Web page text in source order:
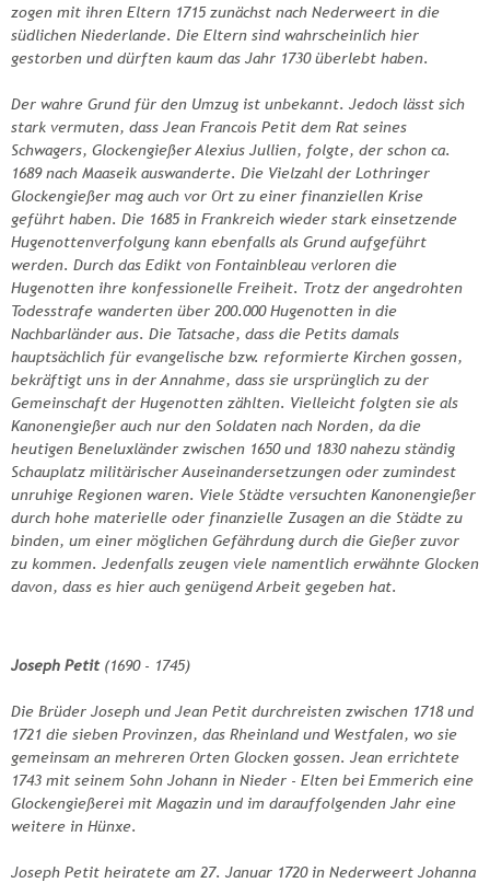
zogen mit ihren Eltern 1715 zunächst nach Nederweert in die
südlichen Niederlande. Die Eltern sind wahrscheinlich hier
gestorben und dürften kaum das Jahr 1730 überlebt haben.
Der wahre Grund für den Umzug ist unbekannt. Jedoch lässt sich
stark vermuten, dass Jean Francois Petit dem Rat seines
Schwagers, Glockengießer Alexius Jullien, folgte, der schon ca.
1689 nach Maaseik auswanderte. Die Vielzahl der Lothringer
Glockengießer mag auch vor Ort zu einer finanziellen Krise
geführt haben. Die 1685 in Frankreich wieder stark einsetzende
Hugenottenverfolgung kann ebenfalls als Grund aufgeführt
werden. Durch das Edikt von Fontainbleau verloren die
Hugenotten ihre konfessionelle Freiheit. Trotz der angedrohten
Todesstrafe wanderten über 200.000 Hugenotten in die
Nachbarländer aus. Die Tatsache, dass die Petits damals
hauptsächlich für evangelische bzw. reformierte Kirchen gossen,
bekräftigt uns in der Annahme, dass sie ursprünglich zu der
Gemeinschaft der Hugenotten zählten. Vielleicht folgten sie als
Kanonengießer auch nur den Soldaten nach Norden, da die
heutigen Beneluxländer zwischen 1650 und 1830 nahezu ständig
Schauplatz militärischer Auseinandersetzungen oder zumindest
unruhige Regionen waren. Viele Städte versuchten Kanonengießer
durch hohe materielle oder finanzielle Zusagen an die Städte zu
binden, um einer möglichen Gefährdung durch die Gießer zuvor
zu kommen. Jedenfalls zeugen viele namentlich erwähnte Glocken
davon, dass es hier auch genügend Arbeit gegeben hat.
Joseph Petit(1690 - 1745)
Die Brüder Joseph und Jean Petit durchreisten zwischen 1718 und
1721 die sieben Provinzen, das Rheinland und Westfalen, wo sie
gemeinsam an mehreren Orten Glocken gossen. Jean errichtete
1743 mit seinem Sohn Johann in Nieder - Elten bei Emmerich eine
Glockengießerei mit Magazin und im darauffolgenden Jahr eine
weitere in Hünxe.
Joseph Petit heiratete am 27. Januar 1720 in Nederweert Johanna